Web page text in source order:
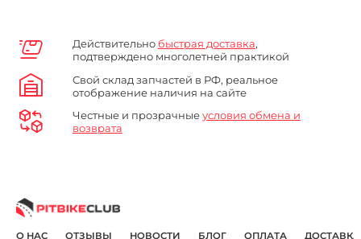
Действительно быстрая доставка,
подтверждено многолетней практикой
Свой склад запчастей в РФ, реальное
отображение наличия на сайте
Честные и прозрачныеусловия обмена и
возврата
О НАС ОТЗЫВЫ НОВОСТИ БЛОГ ОПЛАТА ДОСТАВКА